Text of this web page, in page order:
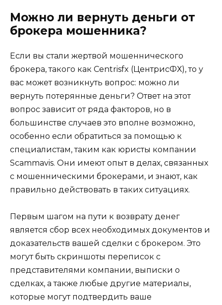
Можно ли вернуть деньги от
брокера мошенника?
Если вы стали жертвой мошеннического
брокера, такого как Centrisfx (ЦентрисФХ), то у
вас может возникнуть вопрос: можно ли
вернуть потерянные деньги? Ответ на этот
вопрос зависит от ряда факторов, но в
большинстве случаев это вполне возможно,
особенно если обратиться за помощью к
специалистам, таким как юристы компании
Scammavis. Они имеют опыт в делах, связанных
с мошенническими брокерами, и знают, как
правильно действовать в таких ситуациях.
Первым шагом на пути к возврату денег
является сбор всех необходимых документов и
доказательств вашей сделки с брокером. Это
могут быть скриншоты переписок с
представителями компании, выписки о
сделках, а также любые другие материалы,
которые могут подтвердить ваше